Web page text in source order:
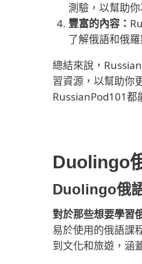
測驗，以幫助
豐富的內容：
了解俄語和俄羅
總結來說，
習資源，以幫助你
RussianPod101都
Duolingo
Duolingo俄
對於那些想要學習
易於使用的俄語課
到文化和旅遊，涵